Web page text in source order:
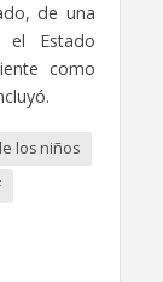
de una
Estado
como
los niños